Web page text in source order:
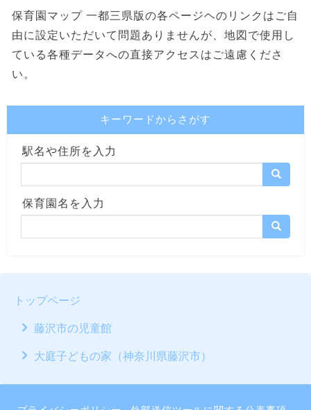
保育園マップ 一都三県版の各ページヘのリンクはご自
由に設定いただいて問題ありませんが、地図で使用し
ている各種データへの直接アクセスはご遠慮くださ
い。
キーワードからさがす
駅名や住所を入力
保育園名を入力
トップページ
藤沢市の児童館
大庭子どもの家（神奈川県藤沢市）